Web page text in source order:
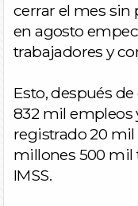
cerrar el mes sin
en agosto
trabajadores y
Esto, después
832 mil empleos
registrado 20
millones 500 mil
IMSS.